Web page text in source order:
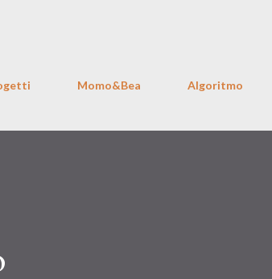
Momo&Bea Algoritmo